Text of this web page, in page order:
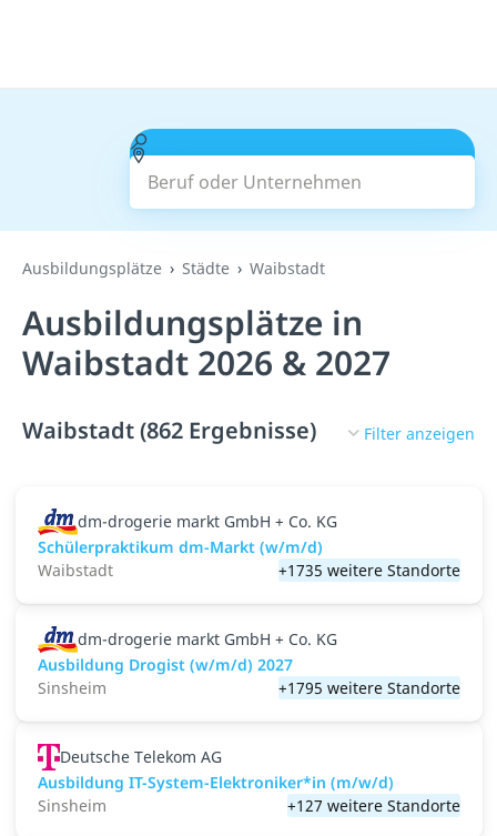
Beruf oder Unternehmen
Suchen
Ausbildungsplätze Städte Waibstadt
Ausbildungsplätze in
Waibstadt 2026 & 2027
Waibstadt (862 Ergebnisse) Filter anzeigen
dm-drogerie markt GmbH + Co. KG
Schülerpraktikum dm-Markt (w/m/d)
Waibstadt
+1735 weitere Standorte
dm-drogerie markt GmbH + Co. KG
Ausbildung Drogist (w/m/d) 2027
Sinsheim
+1795 weitere Standorte
Deutsche Telekom AG
Ausbildung IT-System-Elektroniker*in (m/w/d)
Sinsheim
+127 weitere Standorte